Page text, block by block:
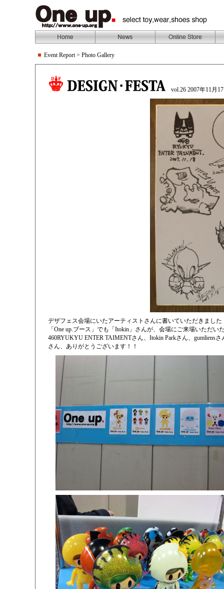
Event Report> Photo Gallery
vol.26 2007年11月
デザフェス会場にいたアーティストさんに書いていただきまし
「One up.ブース」でも「Itokin」さんが、会場にご来場いただ
460RYUKYU ENTER TAIMENTさん、Itokin Parkさん、
さん、ありがとうございます！！